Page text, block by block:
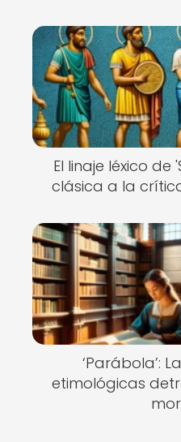
El linaje léxico de
clásica a la
‘Parábola’:
etimológicas